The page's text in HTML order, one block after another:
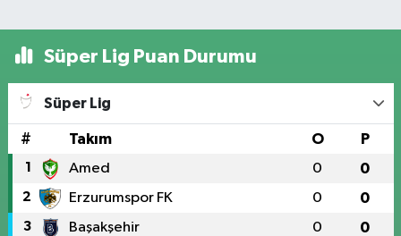
Süper Lig Puan Durumu
Süper Lig
# Takım O P
1 Amed 0 0
2 Erzurumspor FK 0 0
3 Başakşehir 0 0